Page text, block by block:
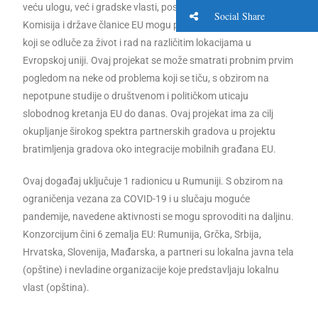
veću ulogu, već i gradske vlasti, poslodavci i zemlje porekla.
Komisija i države članice EU mogu pomoći svim građanima
koji se odluče za život i rad na različitim lokacijama u
Evropskoj uniji. Ovaj projekat se može smatrati probnim prvim
pogledom na neke od problema koji se tiču, s obzirom na
nepotpune studije o društvenom i političkom uticaju
slobodnog kretanja EU do danas. Ovaj projekat ima za cilj
okupljanje širokog spektra partnerskih gradova u projektu
bratimljenja gradova oko integracije mobilnih građana EU.
Ovaj događaj uključuje 1 radionicu u Rumuniji. S obzirom na
ograničenja vezana za COVID-19 i u slučaju moguće
pandemije, navedene aktivnosti se mogu sprovoditi na daljinu.
Konzorcijum čini 6 zemalja EU: Rumunija, Grčka, Srbija,
Hrvatska, Slovenija, Mađarska, a partneri su lokalna javna tela
(opštine) i nevladine organizacije koje predstavljaju lokalnu
vlast (opština).
Social Share